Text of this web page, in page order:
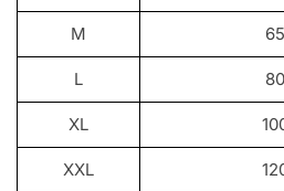
M
L
XL
XXL